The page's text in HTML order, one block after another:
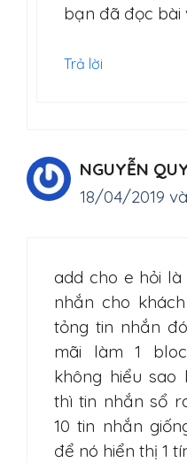
bạn đã đọc bài
Trả lời
NGUYỄN
18/04/2019
add cho e hỏi là
nhắn cho
tỏng tin nhắn
mãi làm 1
không hiểu
thì tin nhắn sổ
10 tin nhắn
để nó hiển thị 1